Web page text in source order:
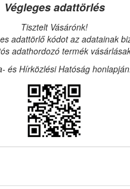
Végleges adattörlés
Tisztelt Vásárónk!
adattörlő kódot az adatainak
adathordozó termék
és Hírközlési Hatóság